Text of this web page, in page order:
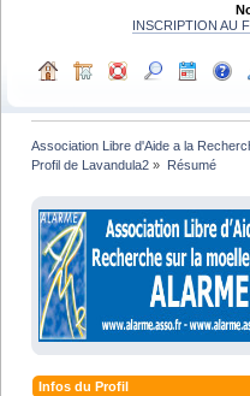
INSCRIPTION AU
Association Libre d'Aide a la
Profil de Lavandula2 » Résumé
Infos du Profil